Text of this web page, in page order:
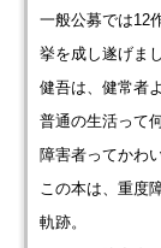
一般公募では12
挙を成し遂げまし
健吾は、健常者
普通の生活って
障害者ってかわ
この本は、重度
軌跡。